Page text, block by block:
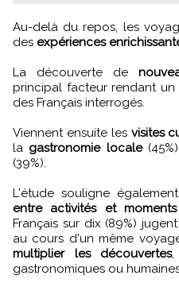
Au-delà du repos, les voyageurs recherchent également
des expériences
La découverte de
principal facteur rendant
des Français interrogés.
Viennent ensuite les visites
la gastronomie locale
(39%).
L'étude souligne
entre activités et
Français sur dix (89%)
au cours d'un même
multiplier les découvertes,
gastronomiques ou